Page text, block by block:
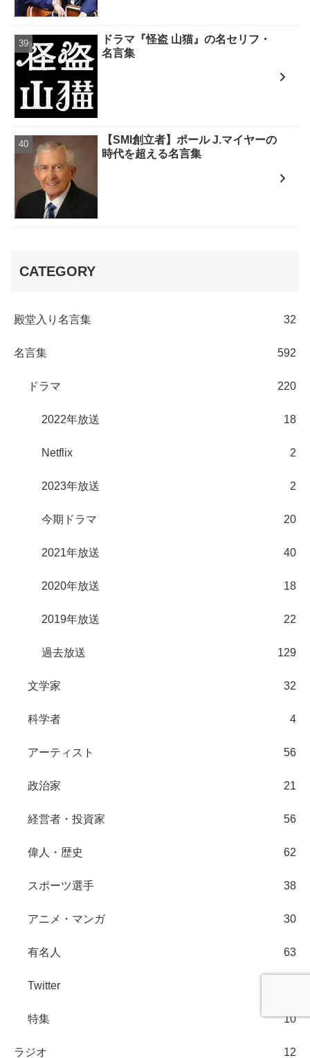
ドラマ『怪盗 山猫』の名セリフ・
名言集
【SMI創立者】ポール J.マイヤーの
時代を超える名言集
CATEGORY
殿堂入り名言集 32
名言集 592
ドラマ 220
2022年放送 18
Netflix 2
2023年放送 2
今期ドラマ 20
2021年放送 40
2020年放送 18
2019年放送 22
過去放送 129
文学家 32
科学者 4
アーティスト 56
政治家 21
経営者・投資家 56
偉人・歴史 62
スポーツ選手 38
アニメ・マンガ 30
有名人 63
Twitter
特集 10
ラジオ 12